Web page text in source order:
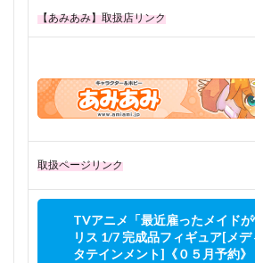
【あみあみ】取扱店リンク
取扱ページリンク
TVアニメ「最近雇ったメイドが
リス 1/7 完成品フィギュア[メ
タテインメント]《０５月予約》